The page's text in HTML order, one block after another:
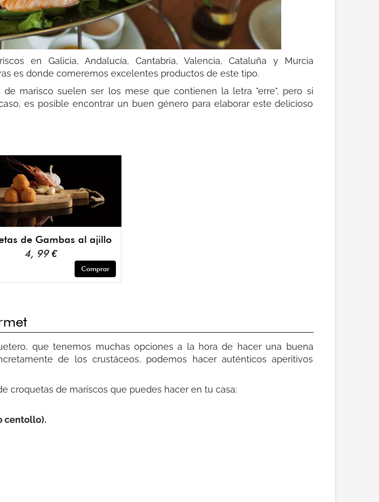
en Galicia, Andalucía, Cantabria, Valencia, Cataluña y Murcia
es donde comeremos excelentes productos de este tipo.
marisco suelen ser los mese que contienen la letra "erre", pero si
es posible encontrar un buen género para elaborar este delicioso
de Gambas al ajillo
4, 99 €
Comprar
que tenemos muchas opciones a la hora de hacer una buena
de los crustáceos, podemos hacer auténticos aperitivos
croquetas de mariscos que puedes hacer en tu casa:
centollo).